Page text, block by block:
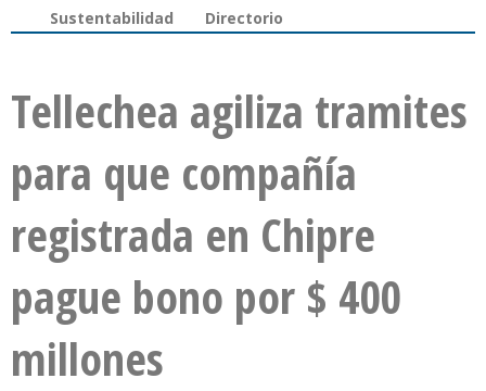
Sustentabilidad
Directorio
Tellechea agiliza tramites
para que compañía
registrada en Chipre
pague bono por $ 400
millones